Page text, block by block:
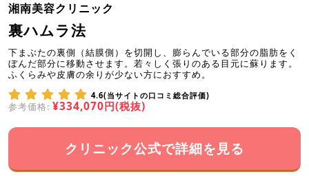
湘南美容クリニック
裏ハムラ法
下まぶたの裏側（結膜側）を切開し、膨らんでいる部分の脂肪をく
ぼんだ部分に移動させます。若々しく張りのある目元に蘇ります。
ふくらみや皮膚の余りが少ない方におすすめ。
4.6(当サイトの口コミ総合評価)
参考価格: ¥334,070円(税抜)
クリニック公式で詳細を見る